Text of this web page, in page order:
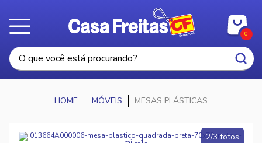
0
MÓVEIS MESAS PLÁSTICAS
2/3 fotos